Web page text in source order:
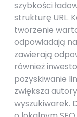
szybkości
strukturę URL.
tworzenie
odpowiadają
zawierają
również
pozyskiwanie
zwiększa
wyszukiwarek.